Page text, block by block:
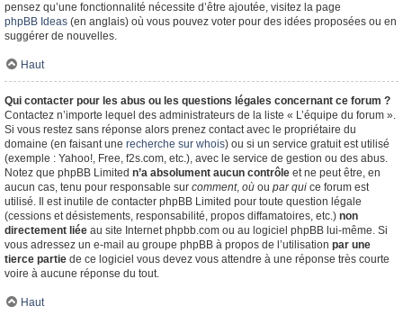
pensez qu’une fonctionnalité nécessite d’être ajoutée, visitez la page
phpBB Ideas (en anglais) où vous pouvez voter pour des idées proposées ou en
suggérer de nouvelles.
Haut
Qui contacter pour les abus ou les questions légales concernant ce forum ?
Contactez n’importe lequel des administrateurs de la liste « L’équipe du forum ».
Si vous restez sans réponse alors prenez contact avec le propriétaire du
domaine (en faisant une recherche sur whois) ou si un service gratuit est utilisé
(exemple : Yahoo!, Free, f2s.com, etc.), avec le service de gestion ou des abus.
Notez que phpBB Limited n’a absolument aucun contrôle et ne peut être, en
aucun cas, tenu pour responsable sur comment, où ou par qui ce forum est
utilisé. Il est inutile de contacter phpBB Limited pour toute question légale
(cessions et désistements, responsabilité, propos diffamatoires, etc.) non
directement liée au site Internet phpbb.com ou au logiciel phpBB lui-même. Si
vous adressez un e-mail au groupe phpBB à propos de l’utilisation par une
tierce partie de ce logiciel vous devez vous attendre à une réponse très courte
voire à aucune réponse du tout.
Haut